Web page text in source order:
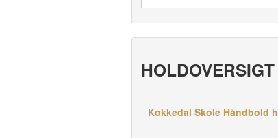
HOLDOVERSIGT
Kokkedal Skole Håndbold